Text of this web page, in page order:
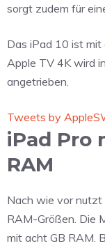
sorgt zudem für
Das iPad 10 ist
Apple TV 4K wird
angetrieben.
Tweets by
iPad Pro
RAM
Nach wie vor nutzt
RAM-Größen. Die
mit acht GB RAM.